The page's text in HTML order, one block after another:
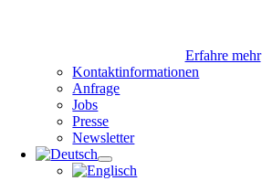
Erfahre mehr
Kontaktinformationen
Anfrage
Jobs
Presse
Newsletter